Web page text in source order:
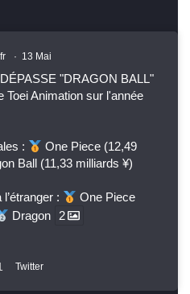
· 13 Mai
"DRAGON BALL"
Toei Animation sur l'année
:
One Piece (12,49
Ball (11,33 milliards ¥)
:
One Piece
Dragon 2
Twitter